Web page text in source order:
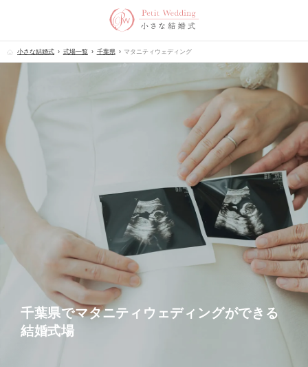
小さな結婚式 式場一覧 千葉県 マタニティウェディング
千葉県でマタニティウェディングができる
結婚式場